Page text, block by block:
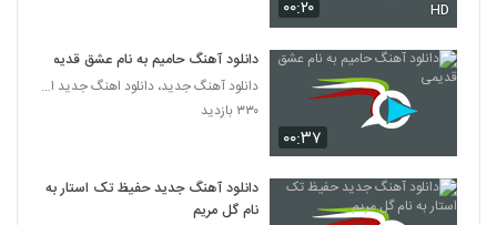
589
۲,۴۲۶ بازدید
آهنگ یه دنیا غم از فرهاد جواهر کلام(پاپ)
591
دانلود آهنگ تابستون تنت از مهرشاد به همراه
متن ترانه
۰۰:۲۰ HD
۰۰:۳۷
دانلود آهنگ حامیم به نام عشق قدیمی
دانلود آهنگ جدید، دانلود اهنگ جدید ایرانی
۳۳۰ بازدید
دانلود آهنگ جدید حفیظ تک استار به
نام گل مریم